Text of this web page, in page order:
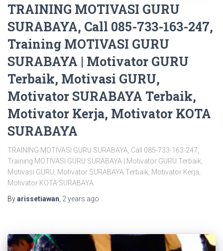
TRAINING MOTIVASI GURU
SURABAYA, Call 085-733-163-247,
Training MOTIVASI GURU
SURABAYA | Motivator GURU
Terbaik, Motivasi GURU,
Motivator SURABAYA Terbaik,
Motivator Kerja, Motivator KOTA
SURABAYA
TRAINING MOTIVASI GURU SURABAYA, Call 085-733-163-247,
Training MOTIVASI GURU SURABAYA | Motivator GURU Terbaik,
Motivasi GURU, Motivator SURABAYA Terbaik, Motivator Kerja,
Motivator KOTA SURABAYA
Byarissetiawan 2 years ago